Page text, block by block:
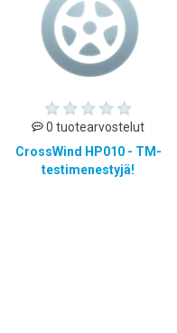
0 tuotearvostelut
CrossWind HP010 - TM-
testimenestyjä!